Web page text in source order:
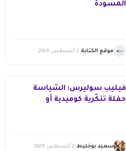
المسودة
موقع الكتابة 2 أغسطس 2026
فيليب سوليرس: السّياسة
حفلة تنكّرية كوميدية أو
سعيد بوخليط 2 أغسطس 2026